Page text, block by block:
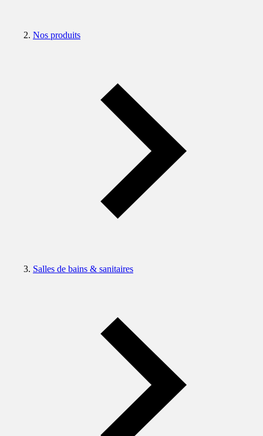
Nos produits
Salles de bains & sanitaires